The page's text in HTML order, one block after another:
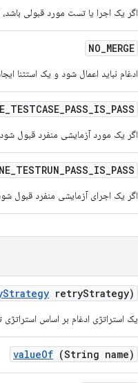
اگر یک اجرا یا تست مورد قبولی
NO_MERGE
ادغام نباید اعمال شود و یک استثنا
_TESTCASE_PASS_IS_PASS
اگر یک مورد آزمایشی منفرد قبول
_TESTRUN_PASS_IS_PASS
اگر یک اجرای آزمایشی منفرد قبول
Strategy retryStrategy)
یک استراتژی ادغام بر اساس
valueOf (String name)